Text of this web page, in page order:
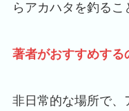
らアカハタを釣るこ
著者がおすすめする
非日常的な場所で、